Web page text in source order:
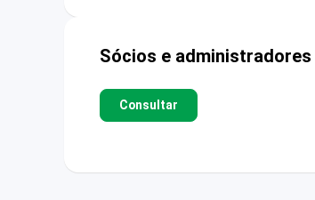
Sócios e administradores
Consultar